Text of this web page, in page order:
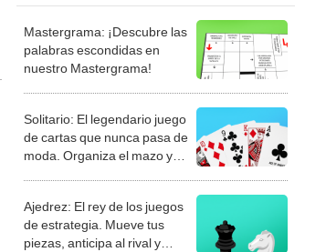
Mastergrama: ¡Descubre las
palabras escondidas en
nuestro Mastergrama!
Solitario: El legendario juego
de cartas que nunca pasa de
moda. Organiza el mazo y
Ajedrez: El rey de los juegos
de estrategia. Mueve tus
piezas, anticipa al rival y